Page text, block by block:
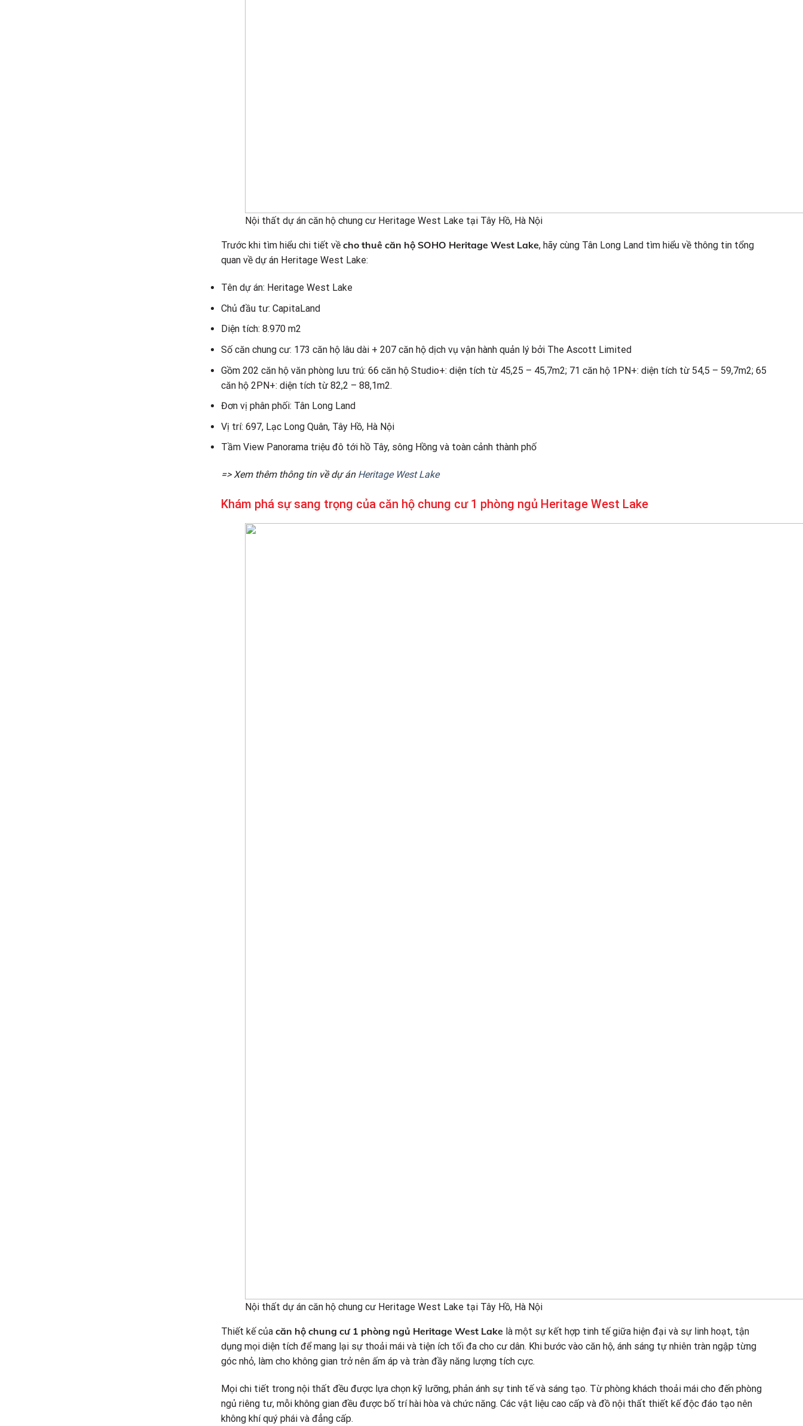
Nội thất dự án căn hộ chung cư Heritage West Lake tại Tây Hồ, Hà Nội
Trước khi tìm hiểu chi tiết về cho thuê căn hộ SOHO Heritage West Lake, hãy cùng Tân Long Land tìm hiểu về thông tin tổng
quan về dự án Heritage West Lake:
Tên dự án: Heritage West Lake
Chủ đầu tư: CapitaLand
Diện tích: 8.970 m2
Số căn chung cư: 173 căn hộ lâu dài + 207 căn hộ dịch vụ vận hành quản lý bởi The Ascott Limited
Gồm 202 căn hộ văn phòng lưu trú: 66 căn hộ Studio+: diện tích từ 45,25 – 45,7m2; 71 căn hộ 1PN+: diện tích từ 54,5 – 59,7m2; 65
căn hộ 2PN+: diện tích từ 82,2 – 88,1m2.
Đơn vị phân phối: Tân Long Land
Vị trí: 697, Lạc Long Quân, Tây Hồ, Hà Nội
Tầm View Panorama triệu đô tới hồ Tây, sông Hồng và toàn cảnh thành phố
=> Xem thêm thông tin về dự án Heritage West Lake
Khám phá sự sang trọng của căn hộ chung cư 1 phòng ngủ Heritage West Lake
Nội thất dự án căn hộ chung cư Heritage West Lake tại Tây Hồ, Hà Nội
Thiết kế của căn hộ chung cư 1 phòng ngủ Heritage West Lakelà một sự kết hợp tinh tế giữa hiện đại và sự linh hoạt, tận
dụng mọi diện tích để mang lại sự thoải mái và tiện ích tối đa cho cư dân. Khi bước vào căn hộ, ánh sáng tự nhiên tràn ngập từng
góc nhỏ, làm cho không gian trở nên ấm áp và tràn đầy năng lượng tích cực.
Mọi chi tiết trong nội thất đều được lựa chọn kỹ lưỡng, phản ánh sự tinh tế và sáng tạo. Từ phòng khách thoải mái cho đến phòng
ngủ riêng tư, mỗi không gian đều được bố trí hài hòa và chức năng. Các vật liệu cao cấp và đồ nội thất thiết kế độc đáo tạo nên
không khí quý phái và đẳng cấp.